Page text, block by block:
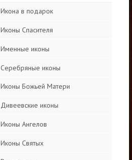
Икона в подарок
Иконы Спасителя
Именные иконы
Серебряные иконы
Иконы Божьей Матери
Дивеевские иконы
Иконы Ангелов
Иконы Святых